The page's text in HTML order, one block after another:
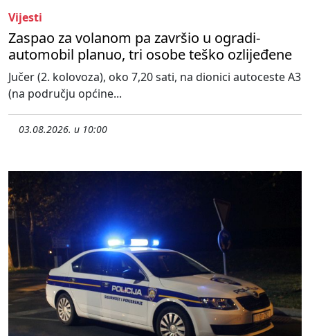
Vijesti
Zaspao za volanom pa završio u ogradi-
automobil planuo, tri osobe teško ozlijeđene
Jučer (2. kolovoza), oko 7,20 sati, na dionici autoceste A3
(na području općine...
03.08.2026. u 10:00